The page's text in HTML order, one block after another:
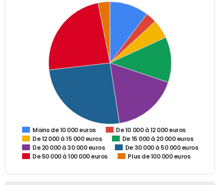
Moins de 10 000 euros
De 10 000 à 12 000 euros
De 12 000 à 15 000 euros
De 15 000 à 20 000 euros
De 20 000 à 30 000 euros
De 30 000 à 50 000 euros
De 50 000 à 100 000 euros
Plus de 100 000 euros